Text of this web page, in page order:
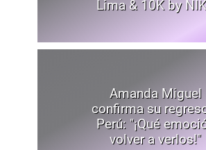
Lima & 10K by
Amanda Miguel
confirma su
Perú: "¡Qué
volver a verlos!"